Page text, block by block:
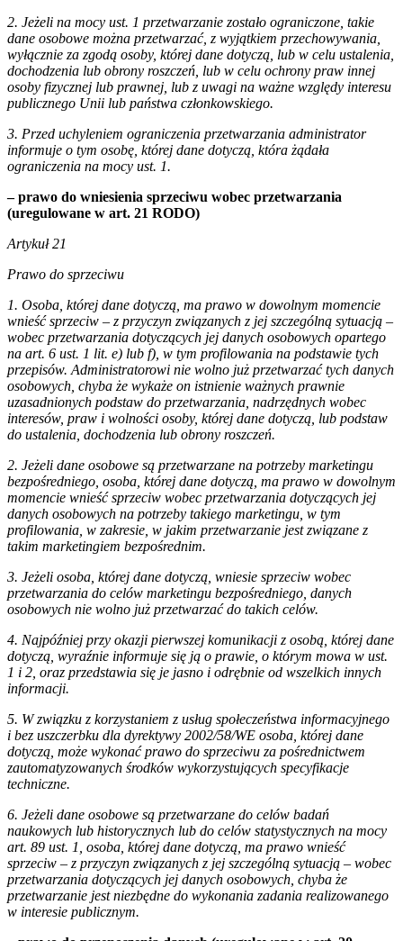
2. Jeżeli na mocy ust. 1 przetwarzanie zostało ograniczone, takie
dane osobowe można przetwarzać, z wyjątkiem przechowywania,
wyłącznie za zgodą osoby, której dane dotyczą, lub w celu ustalenia,
dochodzenia lub obrony roszczeń, lub w celu ochrony praw innej
osoby fizycznej lub prawnej, lub z uwagi na ważne względy interesu
publicznego Unii lub państwa członkowskiego.
3. Przed uchyleniem ograniczenia przetwarzania administrator
informuje o tym osobę, której dane dotyczą, która żądała
ograniczenia na mocy ust. 1.
– prawo do wniesienia sprzeciwu wobec przetwarzania
(uregulowane w art. 21 RODO)
Artykuł 21
Prawo do sprzeciwu
1. Osoba, której dane dotyczą, ma prawo w dowolnym momencie
wnieść sprzeciw – z przyczyn związanych z jej szczególną sytuacją –
wobec przetwarzania dotyczących jej danych osobowych opartego
na art. 6 ust. 1 lit. e) lub f), w tym profilowania na podstawie tych
przepisów. Administratorowi nie wolno już przetwarzać tych danych
osobowych, chyba że wykaże on istnienie ważnych prawnie
uzasadnionych podstaw do przetwarzania, nadrzędnych wobec
interesów, praw i wolności osoby, której dane dotyczą, lub podstaw
do ustalenia, dochodzenia lub obrony roszczeń.
2. Jeżeli dane osobowe są przetwarzane na potrzeby marketingu
bezpośredniego, osoba, której dane dotyczą, ma prawo w dowolnym
momencie wnieść sprzeciw wobec przetwarzania dotyczących jej
danych osobowych na potrzeby takiego marketingu, w tym
profilowania, w zakresie, w jakim przetwarzanie jest związane z
takim marketingiem bezpośrednim.
3. Jeżeli osoba, której dane dotyczą, wniesie sprzeciw wobec
przetwarzania do celów marketingu bezpośredniego, danych
osobowych nie wolno już przetwarzać do takich celów.
4. Najpóźniej przy okazji pierwszej komunikacji z osobą, której dane
dotyczą, wyraźnie informuje się ją o prawie, o którym mowa w ust.
1 i 2, oraz przedstawia się je jasno i odrębnie od wszelkich innych
informacji.
5. W związku z korzystaniem z usług społeczeństwa informacyjnego
i bez uszczerbku dla dyrektywy 2002/58/WE osoba, której dane
dotyczą, może wykonać prawo do sprzeciwu za pośrednictwem
zautomatyzowanych środków wykorzystujących specyfikacje
techniczne.
6. Jeżeli dane osobowe są przetwarzane do celów badań
naukowych lub historycznych lub do celów statystycznych na mocy
art. 89 ust. 1, osoba, której dane dotyczą, ma prawo wnieść
sprzeciw – z przyczyn związanych z jej szczególną sytuacją – wobec
przetwarzania dotyczących jej danych osobowych, chyba że
przetwarzanie jest niezbędne do wykonania zadania realizowanego
w interesie publicznym.